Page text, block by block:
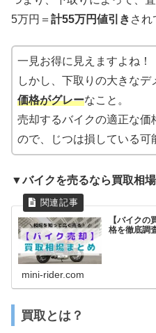
5万円＝ 計55万円値引き され
一見お得に見えますよね！
しかし、下取りの大きなデ
価格がグレーなこと。
売却するバイクの適正な価
ので、じつは損している可
▼バイクを売るなら買取相
【バイク
格を徹底調
mini-rider.com
買取とは？